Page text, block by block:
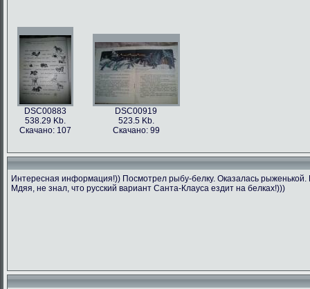
DSC00883
538.29 Kb.
Скачано: 107
DSC00919
523.5 Kb.
Скачано: 99
Интересная информация!)) Посмотрел рыбу-белку. Оказалась рыженькой.
Мдяя, не знал, что русский вариант Санта-Клауса ездит на белках!)))